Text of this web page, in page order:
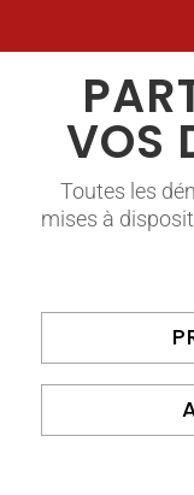
VOS
Toutes les
mises à